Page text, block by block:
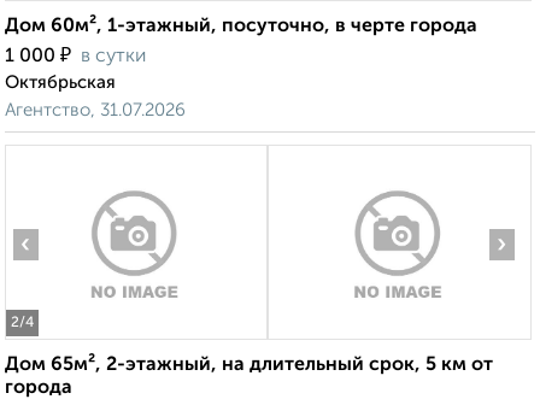
Дом 60м², 1-этажный, посуточно, в черте города
1 000 ₽ в сутки
Октябрьская
Агентство, 31.07.2026
2/4
‹ ›
Дом 65м², 2-этажный, на длительный срок, 5 км от
города